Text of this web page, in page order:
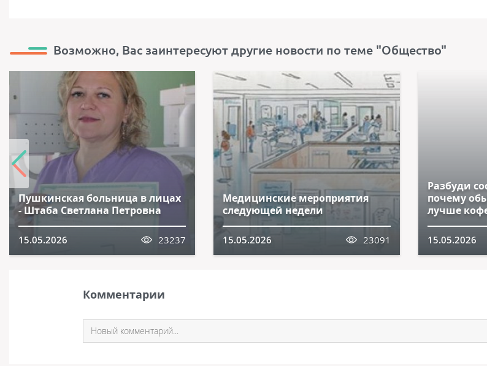
Возможно, Вас заинтересуют другие новости по теме "Общество"
Пушкинская больница в лицах
- Штаба Светлана Петровна
15.05.2026 23237
Медицинские мероприятия
следующей недели
15.05.2026 23091
Разбуди
почему
лучше
15.05.2026
Комментарии